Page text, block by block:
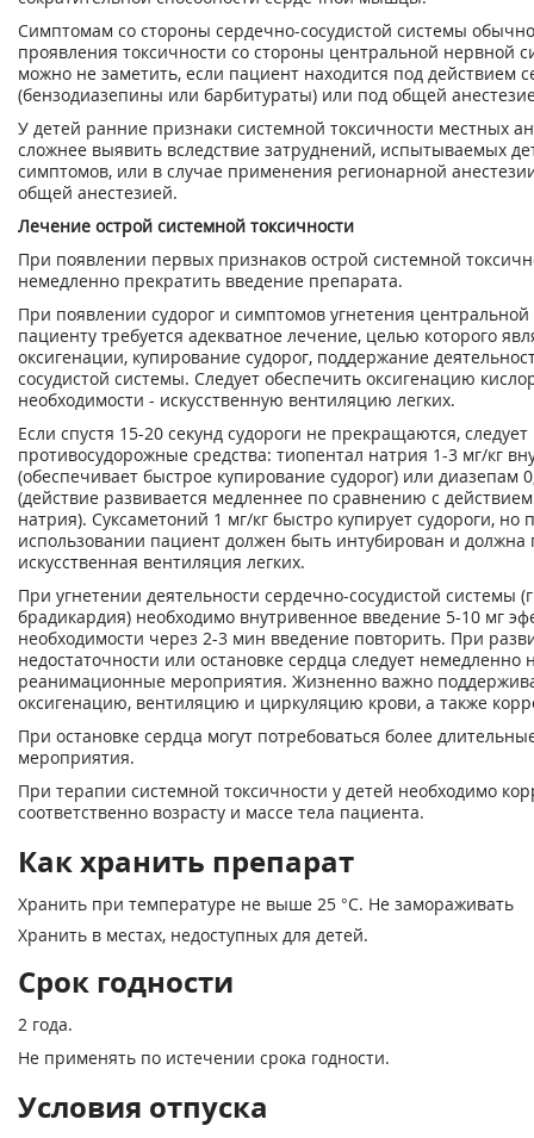
Симптомам со стороны сердечно-сосудистой системы
проявления токсичности со стороны центральной нервной
можно не заметить, если пациент находится под действием
(бензодиазепины или барбитураты) или под общей
У детей ранние признаки системной токсичности местных
сложнее выявить вследствие затруднений, испытываемых
симптомов, или в случае применения регионарной
общей анестезией.
Лечение острой системной токсичности
При появлении первых признаков острой системной
немедленно прекратить введение препарата.
При появлении судорог и симптомов угнетения
пациенту требуется адекватное лечение, целью которого
оксигенации, купирование судорог, поддержание
сосудистой системы. Следует обеспечить оксигенацию
необходимости - искусственную вентиляцию легких.
Если спустя 15-20 секунд судороги не прекращаются, следует
противосудорожные средства: тиопентал натрия 1-3 мг/кг
(обеспечивает быстрое купирование судорог) или диазепам
(действие развивается медленнее по сравнению с
натрия). Суксаметоний 1 мг/кг быстро купирует судороги, но
использовании пациент должен быть интубирован и должна
искусственная вентиляция легких.
При угнетении деятельности сердечно-сосудистой системы
брадикардия) необходимо внутривенное введение 5-10 мг
необходимости через 2-3 мин введение повторить. При
недостаточности или остановке сердца следует немедленно
реанимационные мероприятия. Жизненно важно
оксигенацию, вентиляцию и циркуляцию крови, а также
При остановке сердца могут потребоваться более
мероприятия.
При терапии системной токсичности у детей необходимо
соответственно возрасту и массе тела пациента.
Как хранить препарат
Хранить при температуре не выше 25 °С. Не замораживать
Хранить в местах, недоступных для детей.
Срок годности
2 года.
Не применять по истечении срока годности.
Условия отпуска